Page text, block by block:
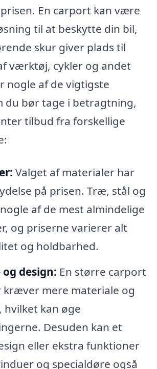
En carport kan være
til at beskytte din bil,
skur giver plads til
værktøj, cykler og andet
nogle af de vigtigste
du bør tage i betragtning,
tilbud fra forskellige
Valget af materialer har
på prisen. Træ, stål og
af de mest almindelige
og priserne varierer alt
og holdbarhed.
design: En større carport
kræver mere materiale og
hvilket kan øge
Desuden kan et
eller ekstra funktioner
og specialdøre også